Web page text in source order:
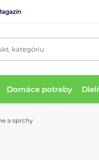
kategóriu
Domáce potreby
a sprchy